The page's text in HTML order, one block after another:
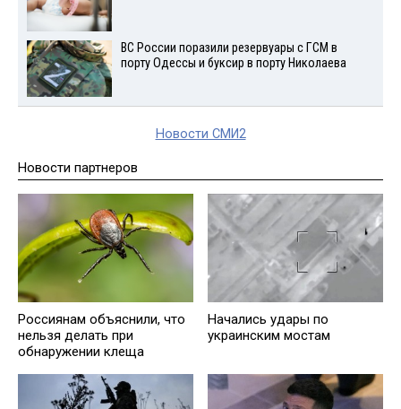
ВС России поразили резервуары с ГСМ в
порту Одессы и буксир в порту Николаева
Новости СМИ2
Новости партнеров
Россиянам объяснили, что
нельзя делать при
обнаружении клеща
Начались удары по
украинским мостам